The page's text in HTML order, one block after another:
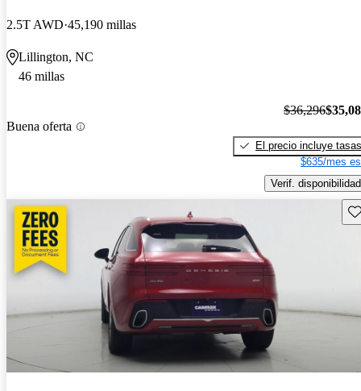
2.5T AWD 45,190 millas
Lillington, NC
46 millas
Buena oferta
$36,296
El precio incluye tasas
$635/mes
Verif. disponibilidad